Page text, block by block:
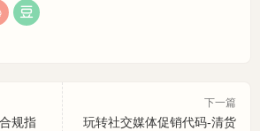
规指
下一篇
玩转社交媒体促销代码-清货